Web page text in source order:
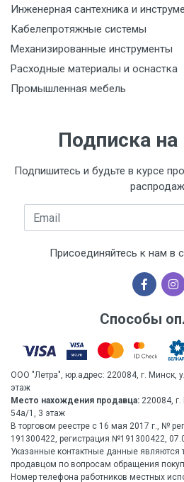
Инженерная сантехника и
Кабелепротяжные системы
Механизированные инструменты
Расходные материалы и оснастка
Промышленная мебель
Подписка на
Подпишитесь и будьте в курсе
Email
Присоединяйтесь к нам в
Способы
ООО "Летра", юр.адрес: 220084, г. Минск,
этаж
Место нахождения продавца: 220084,
54а/1, 3 этаж
В торговом реестре с 16 мая 2017 г., №
191300422, регистрация №191300422,
Указанные контактные данные являются
продавцом по вопросам обращения
Номер телефона работников местных